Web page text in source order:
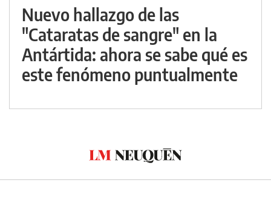
Nuevo hallazgo de las
"Cataratas de sangre" en la
Antártida: ahora se sabe qué es
este fenómeno puntualmente